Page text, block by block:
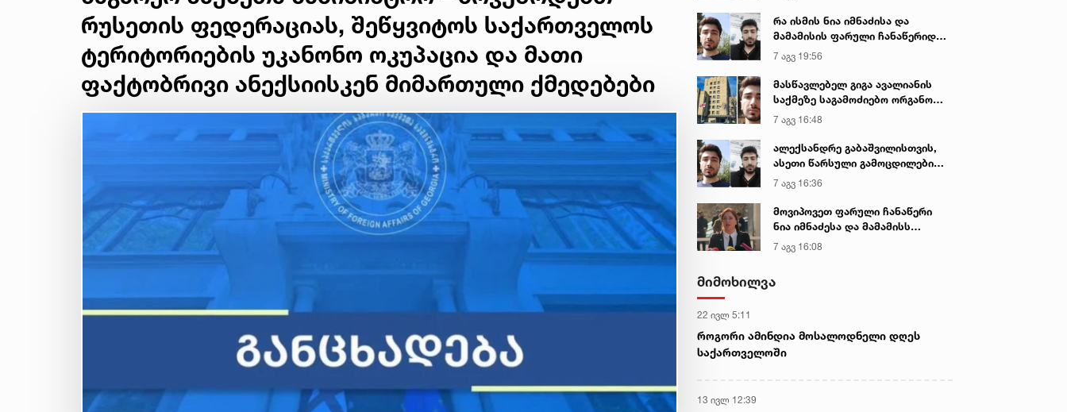
რუსეთის ფედერაციას, შეწყვიტოს საქართველოს
ტერიტორიების უკანონო ოკუპაცია და მათი
ფაქტობრივი ანექსიისკენ მიმართული ქმედებები
რა ისმის ნია იმნაძისა და
მამამისის ფარული ჩანაწერიდან
- გიგა ავალიანის მკვლელობის
საქმე
7 აგვ 19:56
მასწავლებელ გიგა ავალიანის
საქმეზე საგამოძიებო ორგანო
დაკავებულ არასრულწლოვნებს -
ნია იმნაძესა და ანასტასია
ბერუაშვილს 30 დღის
განმავლობაში ფარულად
7 აგვ 16:48
ალექსანდრე გაბაშვილისთვის,
ასეთი წარსული გამოცდილების
ადამიანისთვის ინფორმაციის
მიწოდება, რომ მასწავლებელი
სექსუალურად ავიწროებდა,
ფაქტობრივად, წაქეზება იყო -
7 აგვ 16:36
მოვიპოვეთ ფარული ჩანაწერი
ნია იმნაძესა და მამამისს
შორის, განიხილავდნენ, როგორ
ჩაიდინა გაბაშვილმა დანაშაული
არასწორად მოიქცა, თუმცა
ეპოქაში სხვანაირად ხდება -
პროკურორი
7 აგვ 16:08
მიმოხილვა
22 ივლ 5:11
როგორი ამინდია მოსალოდნელი დღეს
საქართველოში
13 ივლ 12:39